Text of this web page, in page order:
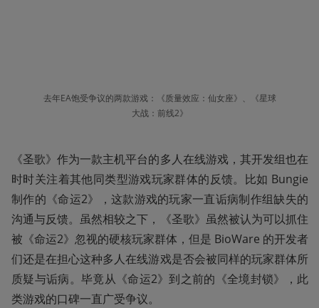
去年EA饱受争议的两款游戏：《质量效应：仙女座》、《星球
大战：前线2》
《圣歌》作为一款主机平台的多人在线游戏，其开发组也在
时时关注着其他同类型游戏玩家群体的反馈。比如 Bungie
制作的《命运2》，这款游戏的玩家一直诟病制作组缺失的
沟通与反馈。虽然相较之下，《圣歌》虽然被认为可以抓住
被《命运2》忽视的硬核玩家群体，但是 BioWare 的开发者
们还是在担心这种多人在线游戏是否会被同样的玩家群体所
质疑与诟病。毕竟从《命运2》到之前的《全境封锁》，此
类游戏的口碑一直广受争议。